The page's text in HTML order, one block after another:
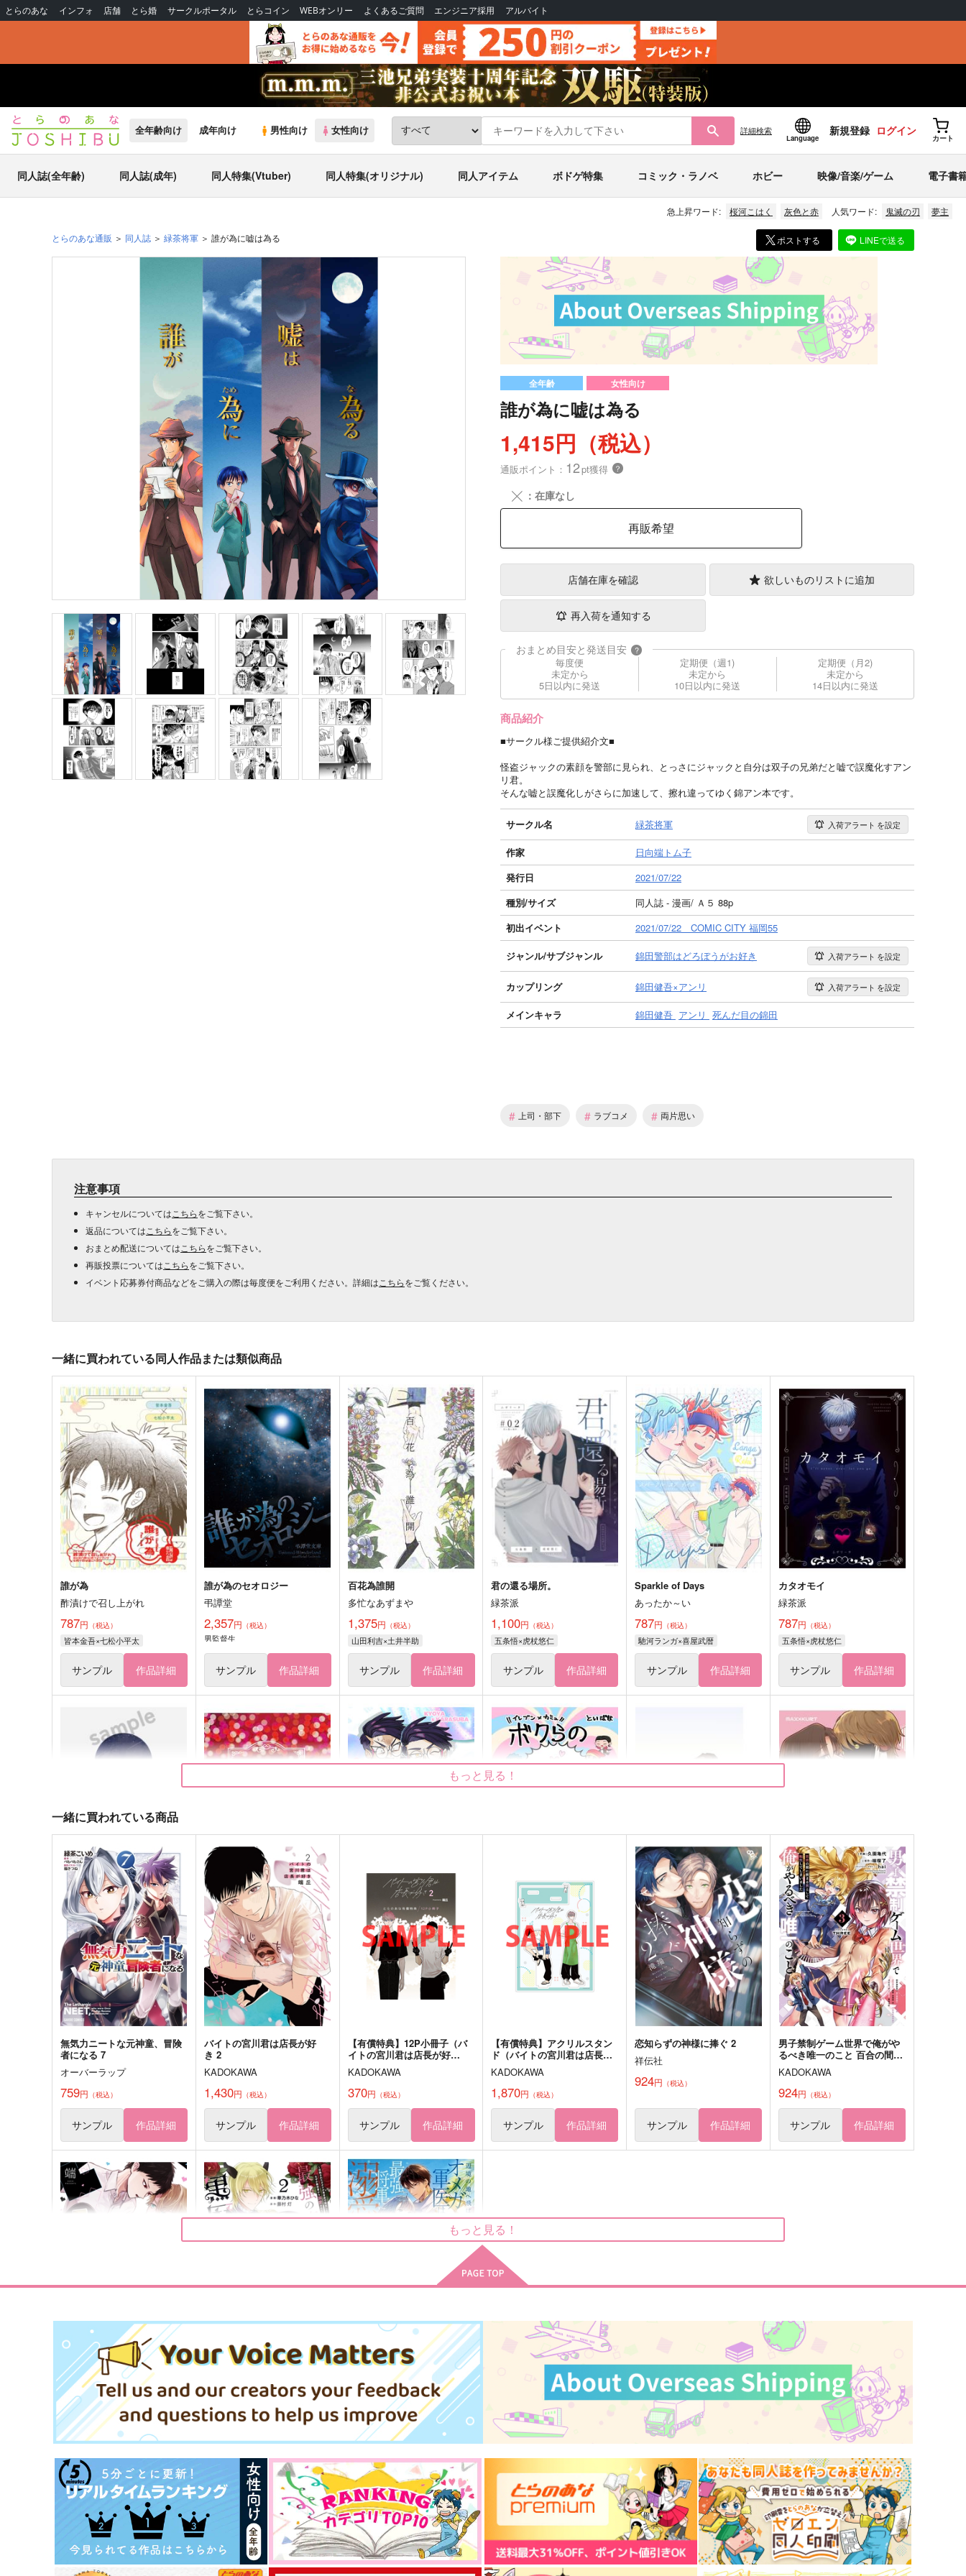
とらのあな インフォ 店舗 とら婚 サークルポータル とらコイン WEBオンリー よくあるご質問 エンジニア採用 アルバイト
全年齢向け 成年向け 男性向け 女性向け 詳細検索
Language
新規登録 ログイン
カート
同人誌(全年齢) 同人誌(成年) 同人特集(Vtuber) 同人特集(オリジナル) 同人アイテム ボドゲ特集 コミック・ラノベ ホビー 映像/音楽/ゲーム 電子書
急上昇ワード: 桜河こはく 灰色と赤 人気ワード: 鬼滅の刃 夢主
とらのあな通販 同人誌 緑茶将軍 誰が為に嘘は為る ポストする LINEで送る
全年齢 女性向け
誰が為に嘘は為る
1,415円（税込）
通販ポイント： 12pt獲得 ？
╳ ：在庫なし
再販希望
店舗在庫を確認 欲しいものリストに追加
再入荷を通知する
おまとめ目安と発送目安 ?
毎度便
未定から
5日以内に発送
定期便（週1)
未定から
10日以内に発送
定期便（月2)
未定から
14日以内に発送
商品紹介
■サークル様ご提供紹介文■
怪盗ジャックの素顔を警部に見られ、とっさにジャックと自分は双子の兄弟だと嘘で誤魔化すアン
リ君。
そんな嘘と誤魔化しがさらに加速して、擦れ違ってゆく錦アン本です。
サークル名 緑茶将軍 入荷アラート を設定
作家
日向端トム子
発行日
2021/07/22
種別/サイズ
同人誌 - 漫画/ Ａ５ 88p
初出イベント
2021/07/22 COMIC CITY 福岡55
ジャンル/サブジャンル 錦田警部はどろぼうがお好き 入荷アラート を設定
カップリング 錦田健吾×アンリ 入荷アラート を設定
メインキャラ 錦田健吾 アンリ 死んだ目の錦田
# 上司・部下 # ラブコメ # 両片思い
注意事項
キャンセルについては こちらをご覧下さい。
返品については こちらをご覧下さい。
おまとめ配送については こちらをご覧下さい。
再販投票については こちらをご覧下さい。
イベント応募券付商品などをご購入の際は毎度便をご利用ください。詳細は こちらをご覧ください。
一緒に買われている同人作品または類似商品
誰が為
酢漬けで召し上がれ
787円 （税込）
皆本金吾×七松小平太
サンプル 作品詳細
誰が為のセオロジー
弔譚堂
2,357円 （税込）
男監督生
サンプル 作品詳細
百花為誰開
多忙なあずまや
1,375円 （税込）
山田利吉×土井半助
サンプル 作品詳細
君の還る場所。
緑茶派
1,100円 （税込）
五条悟×虎杖悠仁
サンプル 作品詳細
Sparkle of Days
あったか～い
787円 （税込）
馳河ランガ×喜屋武暦
サンプル 作品詳細
カタオモイ
緑茶派
787円 （税込）
五条悟×虎杖悠仁
サンプル 作品詳細
reminisce
皐月晴れ
1,320円（税込）
フィガロ×ファウスト
サンプル 作品詳細
リボンの端に想いを乗せて
壱万壱庵
472円（税込）
ディルック×蛍
サンプル 作品詳細
オレにガチ恋営業させるな
369LOOP
787円 （税込）
キョウヤ×カラスバ
サンプル 作品詳細
ボクらの予言書戦記
440円（税込）
イレブン×カミュ
aurora
皐月晴れ
1,572 円（税込）
フィガロ×ファウスト
サンプル 作品詳細
ここから始まるってことです
か
家にいる犬
572円（税込）
マックス×カート
サンプル 作品詳細
五条悟×夏油傑
サンプル 作品詳細
オベロン
サンプル 作品詳細
オベロン
サンプル 作品詳細
Quartet Spirit
MQ
629円
QUARTET NIGHT
サンプル 作品詳細
高杉晋作×藤丸立香♀
サンプル 作品詳細
ーホルダー（雷電将軍）
1,100円（税込）
サンプル 作品詳細
私の世界のすべて
ちみたちのちいさなぼうけん
もっと見る！
一緒に買われている商品
無気力ニートな元神童、冒険
者になる 7
オーバーラップ
759円 （税込）
サンプル 作品詳細
バイトの宮川君は店長が好
き 2
KADOKAWA
1,430円 （税込）
サンプル 作品詳細
【有償特典】12P小冊子（バ
イトの宮川君は店長が好
き 2）
KADOKAWA
370円 （税込）
サンプル 作品詳細
【有償特典】アクリルスタン
ド（バイトの宮川君は店長が
好き 2）
KADOKAWA
1,870円 （税込）
サンプル 作品詳細
恋知らずの神様に捧ぐ 2
祥伝社
924円 （税込）
サンプル 作品詳細
男子禁制ゲーム世界で俺がや
るべき唯一のこと 百合の間に
挟まる男として転生してしま
いました 3
KADOKAWA
924円 （税込）
サンプル 作品詳細
受田と攻原
KADOKAWA
902円 （税込）
サンプル 作品詳細
最強の魔導書は黒歴史ノー
ト!? 召喚されたオタクが異世
界で無双したらなぜか敵将軍
から溺愛されています 2
一迅社
847円（税込）
サンプル 作品詳細
辺境の地へ飛ばされたオメガ
軍医は、最強将軍に溺愛され
アルファポリス
1,650 円（税込）
サンプル 作品詳細
もっと見る！